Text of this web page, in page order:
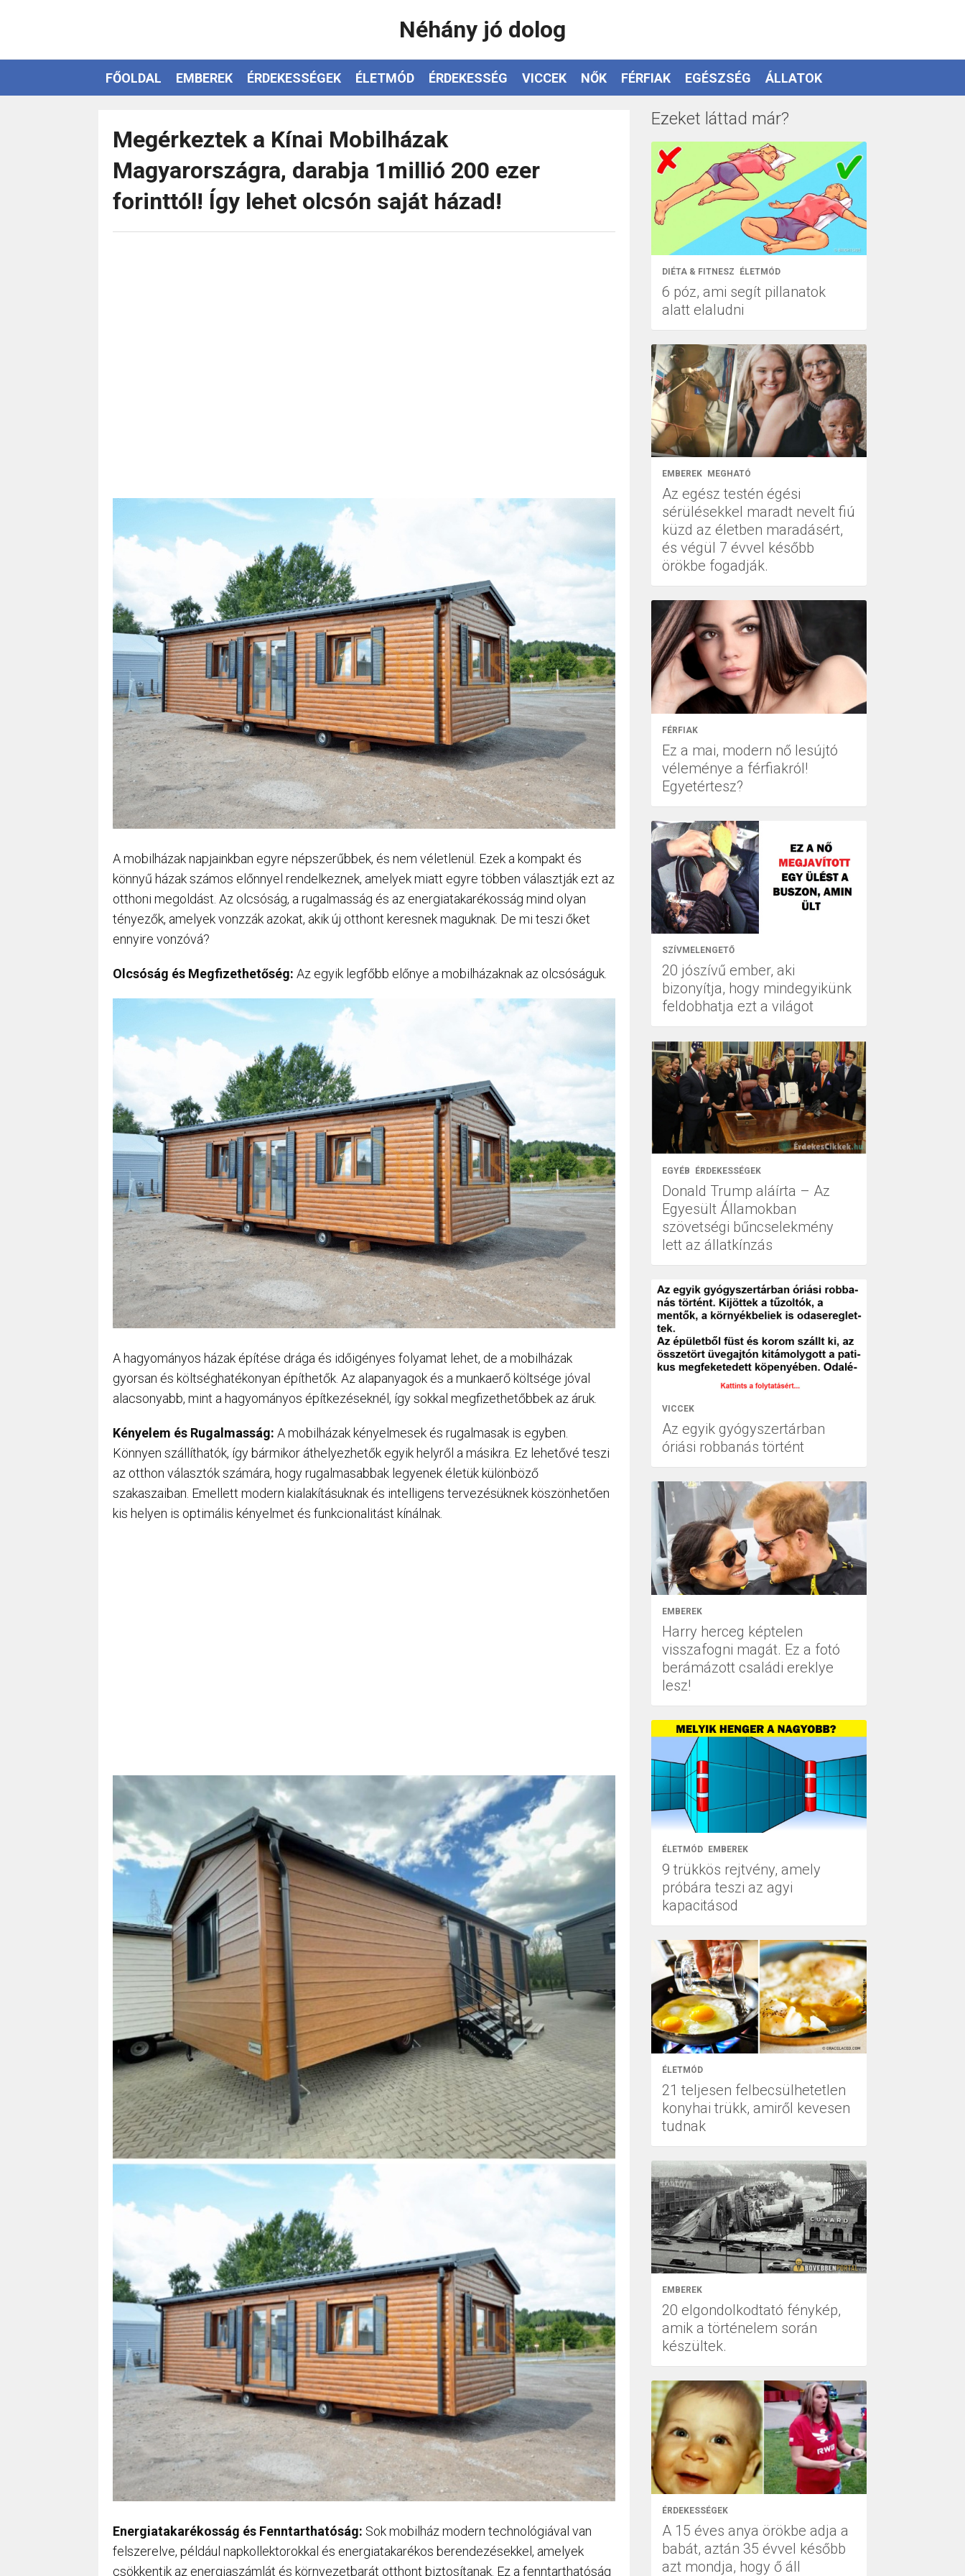
Néhány jó dolog
FŐOLDAL EMBEREK ÉRDEKESSÉGEK ÉLETMÓD ÉRDEKESSÉG VICCEK NŐK FÉRFIAK EGÉSZSÉG ÁLLATOK
Megérkeztek a Kínai Mobilházak
Magyarországra, darabja 1millió 200 ezer
forinttól! Így lehet olcsón saját házad!
A mobilházak napjainkban egyre népszerűbbek, és nem véletlenül. Ezek a kompakt és
könnyű házak számos előnnyel rendelkeznek, amelyek miatt egyre többen választják ezt az
otthoni megoldást. Az olcsóság, a rugalmasság és az energiatakarékosság mind olyan
tényezők, amelyek vonzzák azokat, akik új otthont keresnek maguknak. De mi teszi őket
ennyire vonzóvá?
Olcsóság és Megfizethetőség: Az egyik legfőbb előnye a mobilházaknak az olcsóságuk.
A hagyományos házak építése drága és időigényes folyamat lehet, de a mobilházak
gyorsan és költséghatékonyan építhetők. Az alapanyagok és a munkaerő költsége jóval
alacsonyabb, mint a hagyományos építkezéseknél, így sokkal megfizethetőbbek az áruk.
Kényelem és Rugalmasság: A mobilházak kényelmesek és rugalmasak is egyben.
Könnyen szállíthatók, így bármikor áthelyezhetők egyik helyről a másikra. Ez lehetővé teszi
az otthon választók számára, hogy rugalmasabbak legyenek életük különböző
szakaszaiban. Emellett modern kialakításuknak és intelligens tervezésüknek köszönhetően
kis helyen is optimális kényelmet és funkcionalitást kínálnak.
Energiatakarékosság és Fenntarthatóság: Sok mobilház modern technológiával van
felszerelve, például napkollektorokkal és energiatakarékos berendezésekkel, amelyek
csökkentik az energiaszámlát és környezetbarát otthont biztosítanak. Ez a fenntarthatóság
Ezeket láttad már?
DIÉTA & FITNESZ ÉLETMÓD
6 póz, ami segít pillanatok
alatt elaludni
EMBEREK MEGHATÓ
Az egész testén égési
sérülésekkel maradt nevelt fiú
küzd az életben maradásért,
és végül 7 évvel később
örökbe fogadják.
FÉRFIAK
Ez a mai, modern nő lesújtó
véleménye a férfiakról!
Egyetértesz?
SZÍVMELENGETŐ
20 jószívű ember, aki
bizonyítja, hogy mindegyikünk
feldobhatja ezt a világot
EGYÉB ÉRDEKESSÉGEK
Donald Trump aláírta – Az
Egyesült Államokban
szövetségi bűncselekmény
lett az állatkínzás
VICCEK
Az egyik gyógyszertárban
óriási robbanás történt
EMBEREK
Harry herceg képtelen
visszafogni magát. Ez a fotó
berámázott családi ereklye
lesz!
ÉLETMÓD EMBEREK
9 trükkös rejtvény, amely
próbára teszi az agyi
kapacitásod
ÉLETMÓD
21 teljesen felbecsülhetetlen
konyhai trükk, amiről kevesen
tudnak
EMBEREK
20 elgondolkodtató fénykép,
amik a történelem során
készültek.
ÉRDEKESSÉGEK
A 15 éves anya örökbe adja a
babát, aztán 35 évvel később
azt mondja, hogy ő áll